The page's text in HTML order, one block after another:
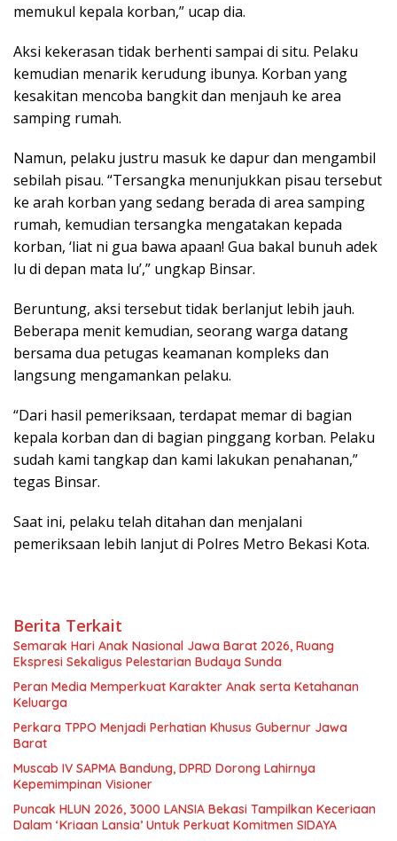
memukul kepala korban,” ucap dia.
Aksi kekerasan tidak berhenti sampai di situ. Pelaku
kemudian menarik kerudung ibunya. Korban yang
kesakitan mencoba bangkit dan menjauh ke area
samping rumah.
Namun, pelaku justru masuk ke dapur dan mengambil
sebilah pisau. “Tersangka menunjukkan pisau tersebut
ke arah korban yang sedang berada di area samping
rumah, kemudian tersangka mengatakan kepada
korban, ‘liat ni gua bawa apaan! Gua bakal bunuh adek
lu di depan mata lu’,” ungkap Binsar.
Beruntung, aksi tersebut tidak berlanjut lebih jauh.
Beberapa menit kemudian, seorang warga datang
bersama dua petugas keamanan kompleks dan
langsung mengamankan pelaku.
“Dari hasil pemeriksaan, terdapat memar di bagian
kepala korban dan di bagian pinggang korban. Pelaku
sudah kami tangkap dan kami lakukan penahanan,”
tegas Binsar.
Saat ini, pelaku telah ditahan dan menjalani
pemeriksaan lebih lanjut di Polres Metro Bekasi Kota.
Berita Terkait
Semarak Hari Anak Nasional Jawa Barat 2026, Ruang
Ekspresi Sekaligus Pelestarian Budaya Sunda
Peran Media Memperkuat Karakter Anak serta Ketahanan
Keluarga
Perkara TPPO Menjadi Perhatian Khusus Gubernur Jawa
Barat
Muscab IV SAPMA Bandung, DPRD Dorong Lahirnya
Kepemimpinan Visioner
Puncak HLUN 2026, 3000 LANSIA Bekasi Tampilkan Keceriaan
Dalam ‘Kriaan Lansia’ Untuk Perkuat Komitmen SIDAYA